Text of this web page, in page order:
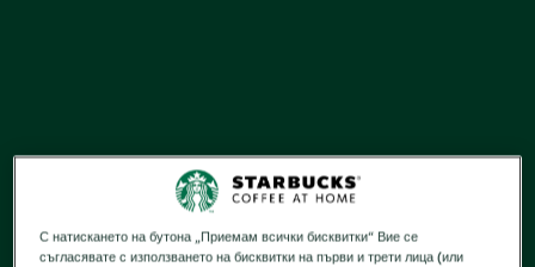
С натискането на бутона „Приемам всички бисквитки“ Вие се
съгласявате с използването на бисквитки на първи и трети лица (или